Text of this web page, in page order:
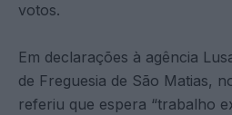
votos.
Em declarações à agência
de Freguesia de São Matias,
referiu que espera “trabalho